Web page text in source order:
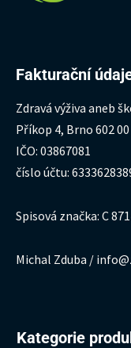
Fakturační
Zdravá výživa aneb
Příkop 4, Brno 602 00
IČO: 03867081
číslo účtu:
Spisová značka: C
Michal Zduba /
Kategorie